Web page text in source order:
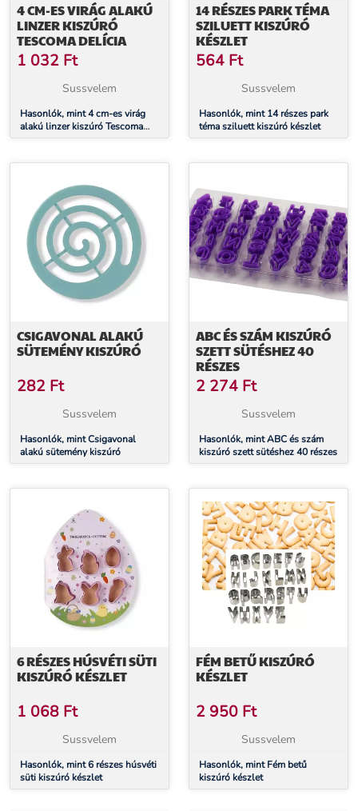
4 CM-ES VIRÁG ALAKÚ
LINZER KISZÚRÓ
TESCOMA DELÍCIA
1 032 Ft
Sussvelem
Hasonlók, mint 4 cm-es virág
alakú linzer kiszúró Tescoma
Delícia
14 RÉSZES PARK TÉMA
SZILUETT KISZÚRÓ
KÉSZLET
564 Ft
Sussvelem
Hasonlók, mint 14 részes park
téma sziluett kiszúró készlet
CSIGAVONAL ALAKÚ
SÜTEMÉNY KISZÚRÓ
282 Ft
Sussvelem
Hasonlók, mint Csigavonal
alakú sütemény kiszúró
ABC ÉS SZÁM KISZÚRÓ
SZETT SÜTÉSHEZ 40
RÉSZES
2 274 Ft
Sussvelem
Hasonlók, mint ABC és szám
kiszúró szett sütéshez 40 részes
6 RÉSZES HÚSVÉTI SÜTI
KISZÚRÓ KÉSZLET
1 068 Ft
Sussvelem
Hasonlók, mint 6 részes húsvéti
süti kiszúró készlet
FÉM BETŰ KISZÚRÓ
KÉSZLET
2 950 Ft
Sussvelem
Hasonlók, mint Fém betű
kiszúró készlet